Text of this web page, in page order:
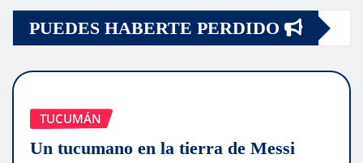
PUEDES HABERTE PERDIDO
TUCUMÁN
Un tucumano en la tierra de Messi